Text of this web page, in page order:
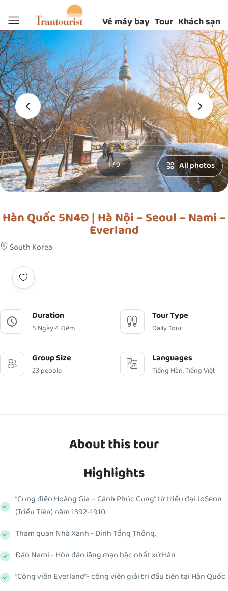
Vé máy bay Tour Khách sạn
‹ ›
1 / 9 All photos
Hàn Quốc 5N4Đ | Hà Nội – Seoul – Nami –
Everland
South Korea
Duration
5 Ngày 4 Đêm
Tour Type
Daily Tour
Group Size
23 people
Languages
Tiếng Hàn, Tiếng Việt
About this tour
Highlights
“Cung điện Hoàng Gia – Cảnh Phúc Cung” từ triều đại JoSeon
(Triều Tiên) năm 1392-1910.
Tham quan Nhà Xanh - Dinh Tổng Thống.
Đảo Nami - Hòn đảo lãng mạn bậc nhất xứ Hàn
“Công viên Everland”- công viên giải trí đầu tiên tại Hàn Quốc